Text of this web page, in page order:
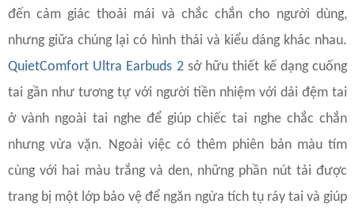
đến cảm giác thoải mái và chắc chắn cho người dùng,
nhưng giữa chúng lại có hình thái và kiểu dáng khác nhau.
QuietComfort Ultra Earbuds 2sở hữu thiết kế dạng cuống
tai gần như tương tự với người tiền nhiệm với dải đệm tai
ở vành ngoài tai nghe để giúp chiếc tai nghe chắc chắn
nhưng vừa vặn. Ngoài việc có thêm phiên bản màu tím
cùng với hai màu trắng và den, những phần nút tải được
trang bị một lớp bảo vệ để ngăn ngừa tích tụ ráy tai và giúp